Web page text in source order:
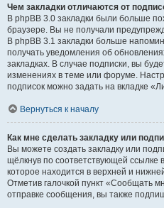
Чем закладки отличаются от
В phpBB 3.0 закладки были больше
браузере. Вы не получали
В phpBB 3.1 закладки больше
получать уведомления об
закладках. В случае подписки, вы
изменениях в теме или форуме.
подписок можно задать на вкладке
Вернуться к началу
Как мне сделать закладку или
Вы можете создать закладку или
щёлкнув по соответствующей
которое находится в верхней и
Отметив галочкой пункт «Сообщать
отправке сообщения, вы также